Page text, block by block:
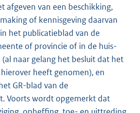
afgeven van een beschikking,
of kennisgeving daarvan
het publicatieblad van de
of provincie of in de huis-
naar gelang het besluit dat het
heeft genomen), en
GR-blad van de
Voorts wordt opgemerkt dat